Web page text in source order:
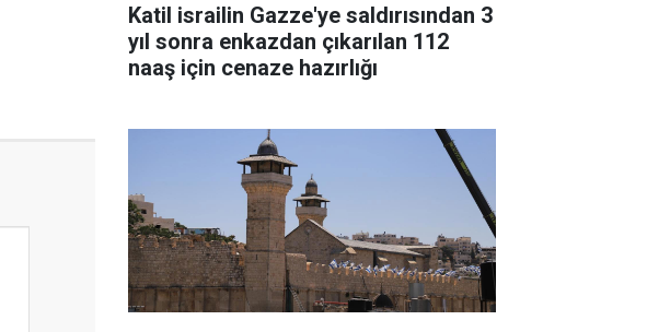
Katil israilin Gazze'ye saldırısından 3
yıl sonra enkazdan çıkarılan 112
naaş için cenaze hazırlığı